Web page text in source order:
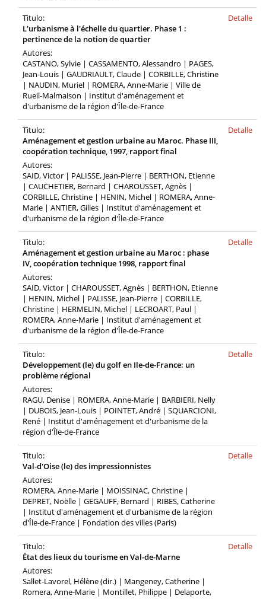
Tìtulo:
L'urbanisme à l'échelle du quartier. Phase 1 :
pertinence de la notion de quartier
Autores:
CASTANO, Sylvie | CASSAMENTO, Alessandro | PAGES,
Jean-Louis | GAUDRIAULT, Claude | CORBILLE, Christine
| NAUDIN, Muriel | ROMERA, Anne-Marie | Ville de
Rueil-Malmaison | Institut d'aménagement et
d'urbanisme de la région d'Île-de-France
Detalle
Tìtulo:
Aménagement et gestion urbaine au Maroc. Phase III,
coopération technique, 1997, rapport final
Autores:
SAID, Victor | PALISSE, Jean-Pierre | BERTHON, Etienne
| CAUCHETIER, Bernard | CHAROUSSET, Agnès |
CORBILLE, Christine | HENIN, Michel | ROMERA, Anne-
Marie | ANTIER, Gilles | Institut d'aménagement et
d'urbanisme de la région d'Île-de-France
Detalle
Tìtulo:
Aménagement et gestion urbaine au Maroc : phase
IV, coopération technique 1998, rapport final
Autores:
SAID, Victor | CHAROUSSET, Agnès | BERTHON, Etienne
| HENIN, Michel | PALISSE, Jean-Pierre | CORBILLE,
Christine | HERMELIN, Michel | LECROART, Paul |
ROMERA, Anne-Marie | Institut d'aménagement et
d'urbanisme de la région d'Île-de-France
Detalle
Tìtulo:
Développement (le) du golf en Ile-de-France: un
problème régional
Autores:
RAGU, Denise | ROMERA, Anne-Marie | BARBIERI, Nelly
| DUBOIS, Jean-Louis | POINTET, André | SQUARCIONI,
René | Institut d'aménagement et d'urbanisme de la
région d'Île-de-France
Detalle
Tìtulo:
Val-d'Oise (le) des impressionnistes
Autores:
ROMERA, Anne-Marie | MOISSINAC, Christine |
DEPRET, Noëlle | GEGAUFF, Bernard | RIBES, Catherine
| Institut d'aménagement et d'urbanisme de la région
d'Île-de-France | Fondation des villes (Paris)
Detalle
Tìtulo:
État des lieux du tourisme en Val-de-Marne
Autores:
Sallet-Lavorel, Hélène (dir.) | Mangeney, Catherine |
Romera, Anne-Marie | Montillet, Philippe | Delaporte,
Detalle